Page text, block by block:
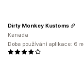
Dirty Monkey Kustoms
Kanada
Doba používání aplikace: 6